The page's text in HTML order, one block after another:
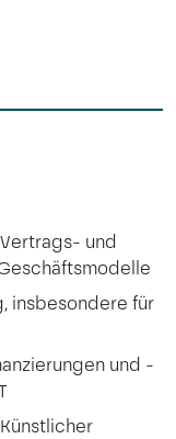
und
insbesondere für
und -